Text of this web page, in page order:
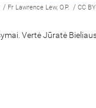
/ Fr Lawrence Lew, O.P. / CC
Vertė Jūratė